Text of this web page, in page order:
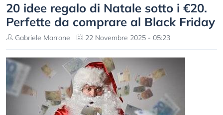
20 idee regalo di Natale sotto i €20.
Perfette da comprare al Black Friday
Gabriele Marrone 22 Novembre 2025 - 05:23